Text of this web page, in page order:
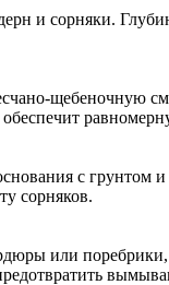
и сорняки.
щебеночную
с грунтом
сорняков.
или